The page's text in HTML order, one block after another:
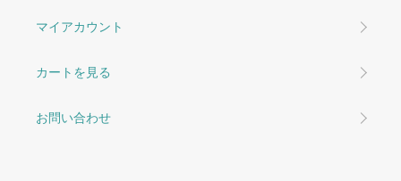
マイアカウント
カートを見る
お問い合わせ